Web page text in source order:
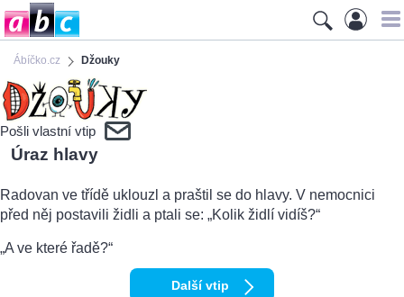
Ábíčko.cz Džouky
Pošli vlastní vtip
Úraz hlavy
Radovan ve třídě uklouzl a praštil se do hlavy. V nemocnici
před něj postavili židli a ptali se: „Kolik židlí vidíš?“
„A ve které řadě?“
Další vtip